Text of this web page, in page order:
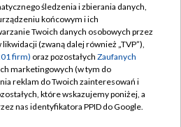
TVP
TVP
prywatności
Moje zgody
Pomoc
śledzenia i zbierania danych,
końcowym i ich
Twoich danych osobowych przez
(zwaną dalej również „TVP”),
firm) oraz pozostałych Zaufanych
marketingowych (w tym do
reklam do Twoich zainteresowań i
które wskazujemy poniżej, a
nas identyfikatora PPID do Google.